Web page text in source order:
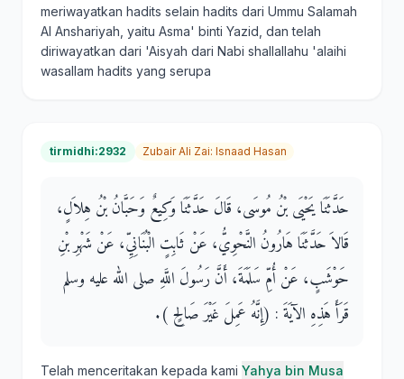
meriwayatkan hadits selain hadits dari Ummu Salamah
Al Anshariyah, yaitu Asma' binti Yazid, dan telah
diriwayatkan dari 'Aisyah dari Nabi shallallahu 'alaihi
wasallam hadits yang serupa
tirmidhi:2932 Zubair Ali Zai: Isnaad Hasan
حَدَّثَنَا يَحْيَى بْنُ مُوسَى، قَالَ حَدَّثَنَا وَكِيعٌ وَحَبَّانُ بْنُ هِلاَلٍ،
قَالاَ حَدَّثَنَا هَارُونُ النَّحْوِيُّ، عَنْ ثَابِتٍ الْبُنَانِيِّ، عَنْ شَهْرِ بْنِ
حَوْشَبٍ، عَنْ أُمِّ سَلَمَةَ، أَنَّ رَسُولَ اللَّهِ صلى الله عليه وسلم
قَرَأَ هَذِهِ الآيَةَ ‏:‏ ‏(‏إِنَّهُ عَمِلَ غَيْرَ صَالِحٍ ‏)‏‏.‏
Telah menceritakan kepada kami Yahya bin Musa